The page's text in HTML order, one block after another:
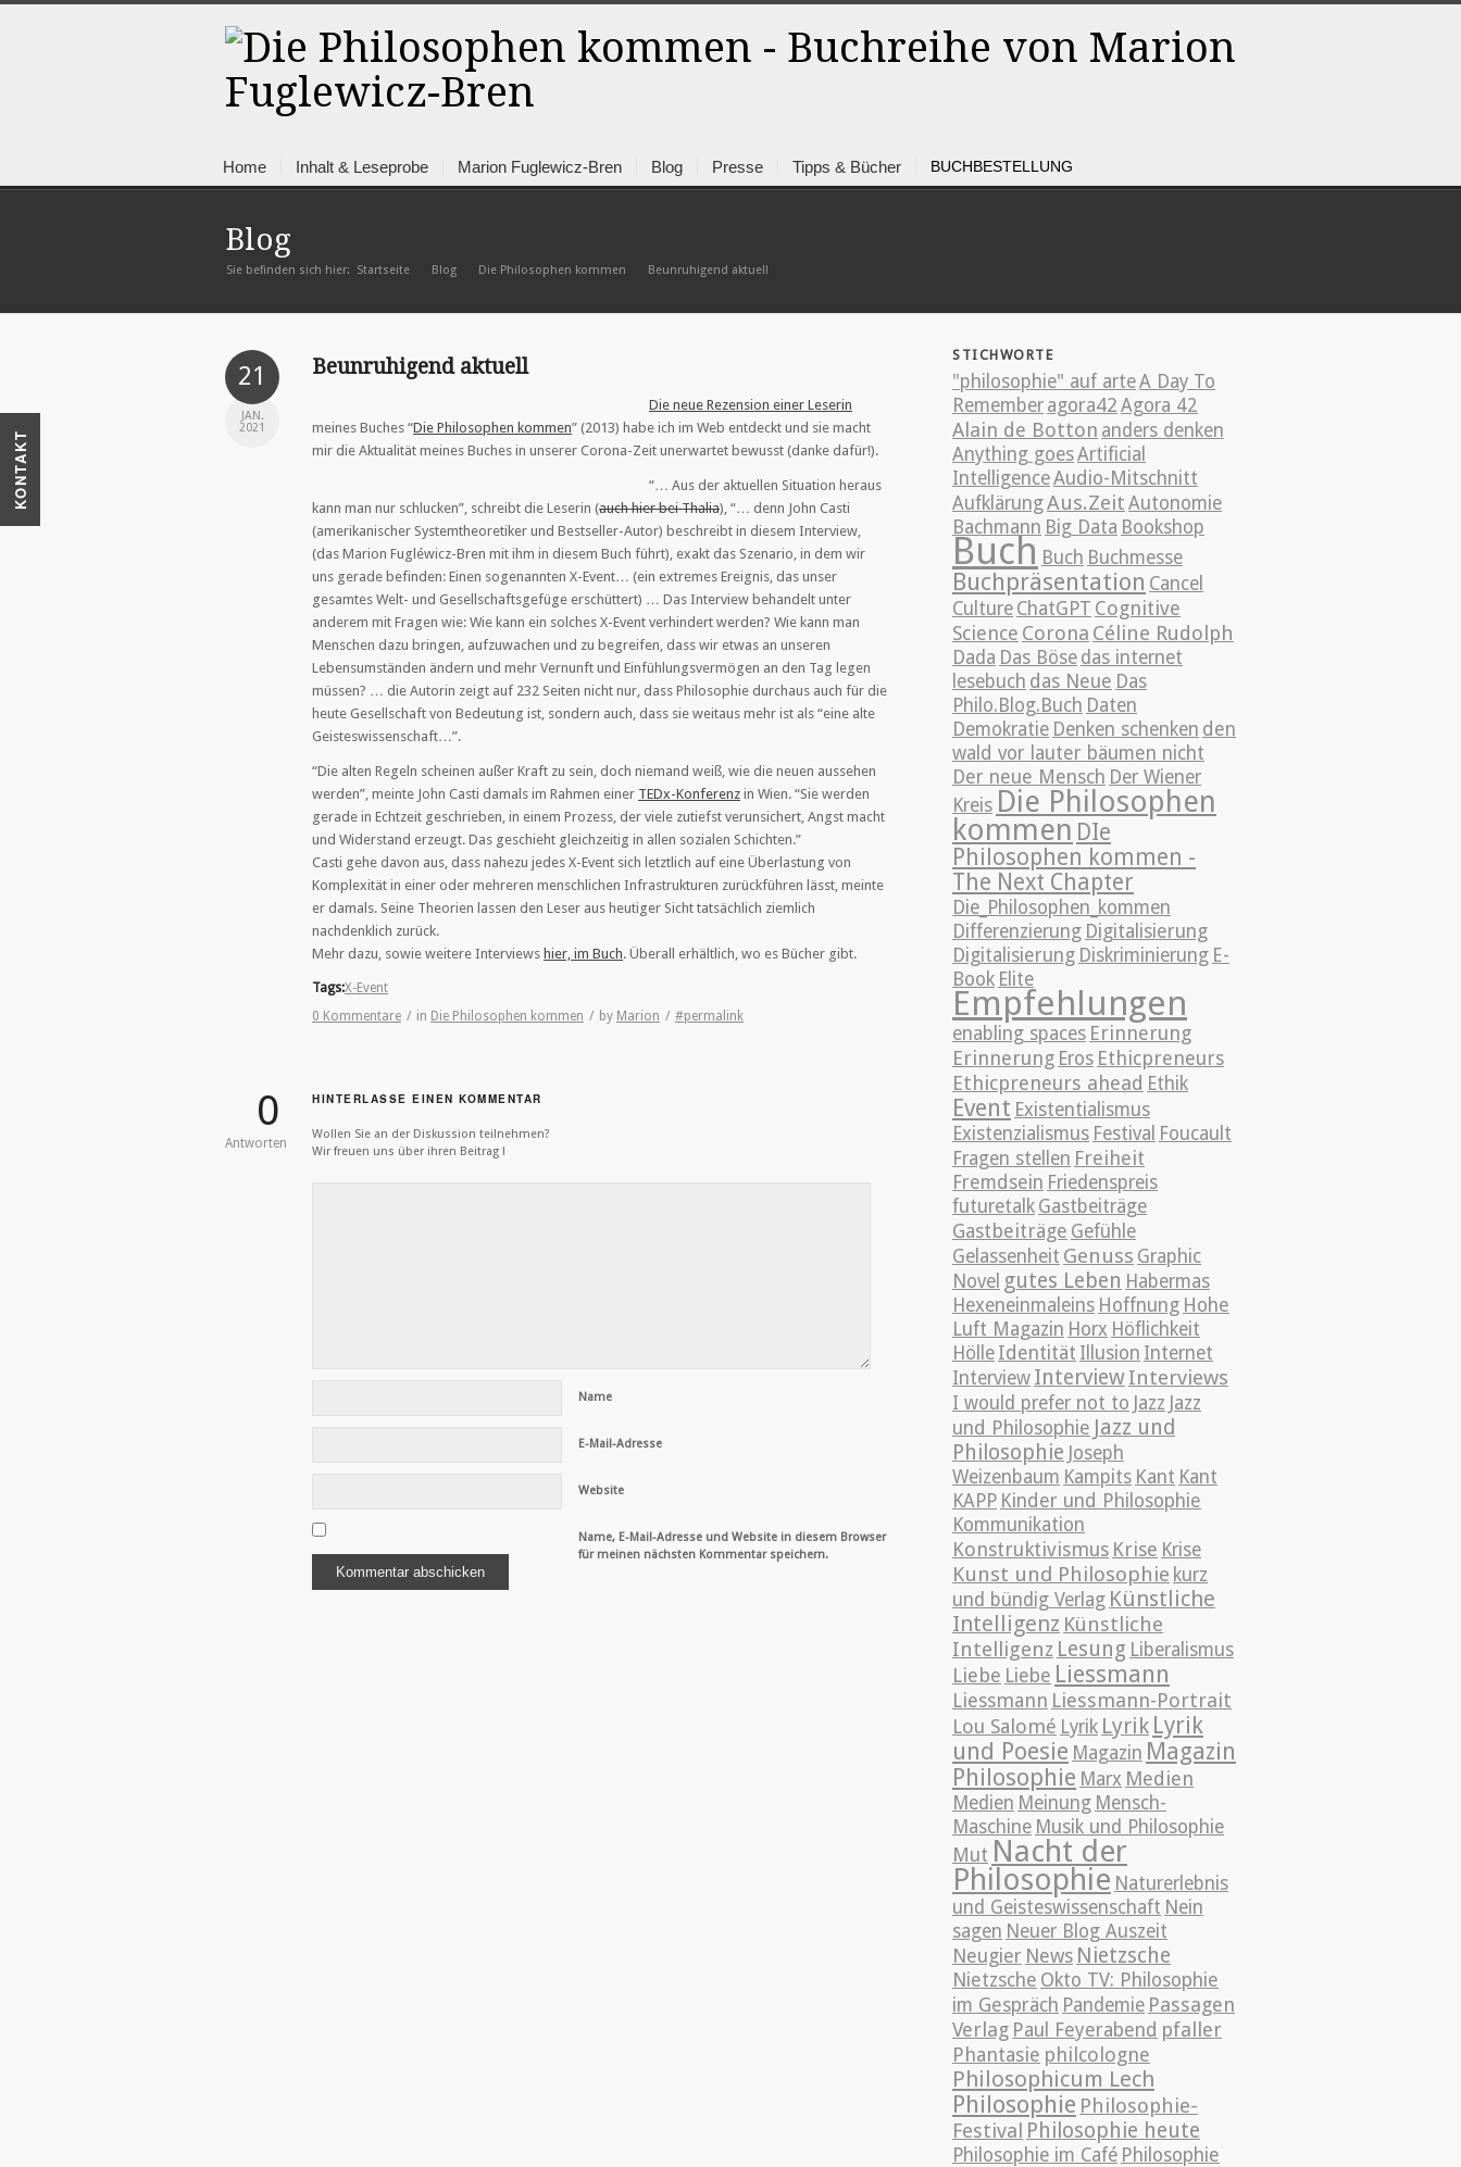
KONTAKT
Home Inhalt & Leseprobe Marion Fuglewicz-Bren Blog Presse Tipps & Bücher BUCHBESTELLUNG
Blog
Sie befinden sich hier: Startseite »
Blog »
Die Philosophen kommen »
Beunruhigend aktuell
21
JAN.
2021
Beunruhigend aktuell
Die neue Rezension einer Leserin
meines Buches “Die Philosophen kommen” (2013) habe ich im Web entdeckt und sie macht
mir die Aktualität meines Buches in unserer Corona-Zeit unerwartet bewusst (danke dafür!).
“… Aus der aktuellen Situation heraus
kann man nur schlucken”, schreibt die Leserin (auch hier bei Thalia), “… denn John Casti
(amerikanischer Systemtheoretiker und Bestseller-Autor) beschreibt in diesem Interview,
(das Marion Fugléwicz-Bren mit ihm in diesem Buch führt), exakt das Szenario, in dem wir
uns gerade befinden: Einen sogenannten X-Event… (ein extremes Ereignis, das unser
gesamtes Welt- und Gesellschaftsgefüge erschüttert) … Das Interview behandelt unter
anderem mit Fragen wie: Wie kann ein solches X-Event verhindert werden? Wie kann man
Menschen dazu bringen, aufzuwachen und zu begreifen, dass wir etwas an unseren
Lebensumständen ändern und mehr Vernunft und Einfühlungsvermögen an den Tag legen
müssen? … die Autorin zeigt auf 232 Seiten nicht nur, dass Philosophie durchaus auch für die
heute Gesellschaft von Bedeutung ist, sondern auch, dass sie weitaus mehr ist als “eine alte
Geisteswissenschaft…”.
“Die alten Regeln scheinen außer Kraft zu sein, doch niemand weiß, wie die neuen aussehen
werden”, meinte John Casti damals im Rahmen einer TEDx-Konferenz in Wien. “Sie werden
gerade in Echtzeit geschrieben, in einem Prozess, der viele zutiefst verunsichert, Angst macht
und Widerstand erzeugt. Das geschieht gleichzeitig in allen sozialen Schichten.”
Casti gehe davon aus, dass nahezu jedes X-Event sich letztlich auf eine Überlastung von
Komplexität in einer oder mehreren menschlichen Infrastrukturen zurückführen lässt, meinte
er damals. Seine Theorien lassen den Leser aus heutiger Sicht tatsächlich ziemlich
nachdenklich zurück.
Mehr dazu, sowie weitere Interviews hier, im Buch. Überall erhältlich, wo es Bücher gibt.
Tags:X-Event
0 Kommentare / in Die Philosophen kommen / by Marion / #permalink
0
Antworten
HINTERLASSE EINEN KOMMENTAR
Wollen Sie an der Diskussion teilnehmen?
Wir freuen uns über ihren Beitrag !
Name
E-Mail-Adresse
Website
Name, E-Mail-Adresse und Website in diesem Browser
für meinen nächsten Kommentar speichern.
STICHWORTE
"philosophie" auf arteA Day To
Remember agora42 Agora 42
Alain de Botton anders denken
Anything goesArtificial
IntelligenceAudio-Mitschnitt
AufklärungAus.Zeit Autonomie
Bachmann Big Data Bookshop
Buch Buch Buchmesse
Buchpräsentation Cancel
Culture ChatGPT Cognitive
Science Corona Céline Rudolph
Dada Das Böse das internet
lesebuch das Neue Das
Philo.Blog.Buch Daten
Demokratie Denken schenken den
wald vor lauter bäumen nicht
Der neue Mensch Der Wiener
Kreis Die Philosophen
kommen DIe
Philosophen kommen -
The Next Chapter
Die_Philosophen_kommen
Differenzierung Digitalisierung
Digitalisierung Diskriminierung E-
Book Elite
Empfehlungen
enabling spaces Erinnerung
Erinnerung Eros Ethicpreneurs
Ethicpreneurs ahead Ethik
Event Existentialismus
Existenzialismus Festival Foucault
Fragen stellen Freiheit
Fremdsein Friedenspreis
futuretalk Gastbeiträge
Gastbeiträge Gefühle
Gelassenheit Genuss Graphic
Novel gutes Leben Habermas
Hexeneinmaleins Hoffnung Hohe
Luft Magazin Horx Höflichkeit
Hölle Identität Illusion Internet
Interview InterviewInterviews
I would prefer not to Jazz Jazz
und Philosophie Jazz und
Philosophie Joseph
Weizenbaum Kampits Kant Kant
KAPP Kinder und Philosophie
Kommunikation
Konstruktivismus Krise Krise
Kunst und Philosophie kurz
und bündig Verlag Künstliche
Intelligenz Künstliche
Intelligenz Lesung Liberalismus
Liebe Liebe Liessmann
Liessmann Liessmann-Portrait
Lou Salomé Lyrik Lyrik Lyrik
und Poesie Magazin Magazin
Philosophie Marx Medien
Medien Meinung Mensch-
Maschine Musik und Philosophie
Mut Nacht der
Philosophie Naturerlebnis
und Geisteswissenschaft Nein
sagen Neuer Blog Auszeit
Neugier News Nietzsche
Nietzsche Okto TV: Philosophie
im Gespräch Pandemie Passagen
Verlag Paul Feyerabend pfaller
Phantasie philcologne
Philosophicum Lech
Philosophie Philosophie-
Festival Philosophie heute
Philosophie im Café Philosophie